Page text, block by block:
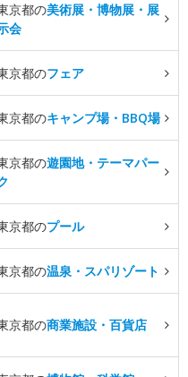
京都の美術展・博物展・展
会
京都のフェア
京都のキャンプ場・BBQ場
京都の遊園地・テーマパー
京都のプール
京都の温泉・スパリゾート
京都の商業施設・百貨店